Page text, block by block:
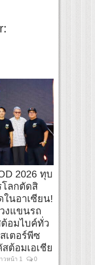
2026 ทุบ
โลกตัดสิ
นอาเซียน!
งแขนรถ
อมไบค์ทั่ว
เตอร์พีซ
ต้อมเอเชีย
วหน้า 1 0